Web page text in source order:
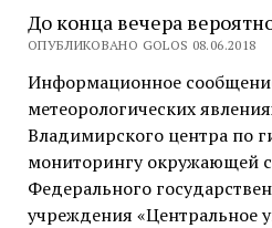
До конца вечера
ОПУБЛИКОВАНО GOLOS 08.06.2018
Информационное
метеорологических
Владимирского центра по
мониторингу окружающей
Федерального
учреждения «Центральное